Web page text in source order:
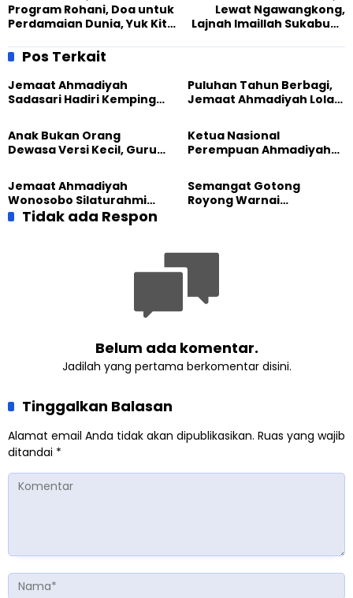
Program Rohani, Doa untuk
Perdamaian Dunia, Yuk Kita
Lewat Ngawangkong,
Lajnah Imaillah Sukabumi
Pertanian Tradisional
Pos Terkait
Jemaat Ahmadiyah
Sadasari Hadiri Kemping
Majalengka
Puluhan Tahun Berbagi,
Jemaat Ahmadiyah Lolak
Sembako kepada Warga
Anak Bukan Orang
Dewasa Versi Kecil, Guru
Pendidikan BERLIAN
Ketua Nasional
Perempuan Ahmadiyah
Besar Universitas
Terbuka
Jemaat Ahmadiyah
Wonosobo Silaturahmi
Hangat dengan Jemaat
Semangat Gotong
Royong Warnai
Tidak ada Respon
Belum ada komentar.
Jadilah yang pertama berkomentar disini.
Tinggalkan Balasan
Alamat email Anda tidak akan dipublikasikan. Ruas yang wajib
ditandai *